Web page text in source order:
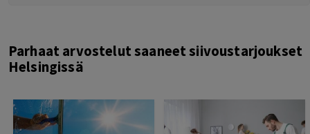
Parhaat arvostelut saaneet siivoustarjoukset
Helsingissä